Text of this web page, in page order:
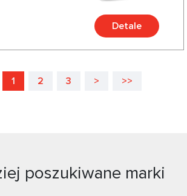
Detale
1 2 3 > >>
poszukiwane marki